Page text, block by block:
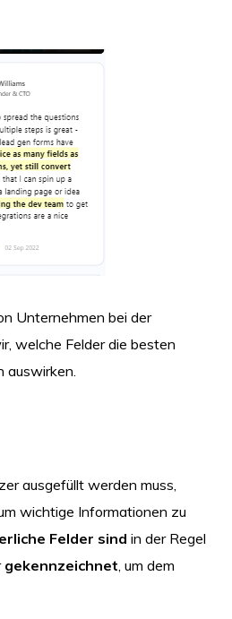
Unternehmen bei der
welche Felder die besten
auswirken.
ausgefüllt werden muss,
wichtige Informationen zu
Felder sind in der Regel
gekennzeichnet, um dem